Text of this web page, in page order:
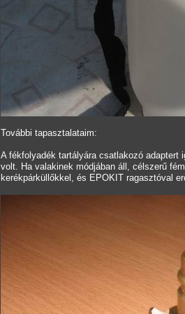
További tapasztalataim:
A fékfolyadék tartályára csatlakozó adaptert
volt. Ha valakinek módjában áll, célszerű
kerékpárküllőkkel, és EPOKIT ragasztóval